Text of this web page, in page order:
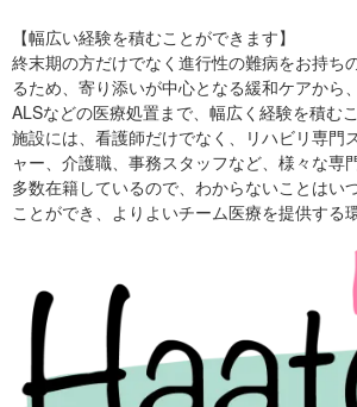
【幅広い経験を積むことができます】
終末期の方だけでなく進行性の難病をお持ち
るため、寄り添いが中心となる緩和ケアから
ALSなどの医療処置まで、幅広く経験を積む
施設には、看護師だけでなく、リハビリ専門
ャー、介護職、事務スタッフなど、様々な専
多数在籍しているので、わからないことはい
ことができ、よりよいチーム医療を提供する